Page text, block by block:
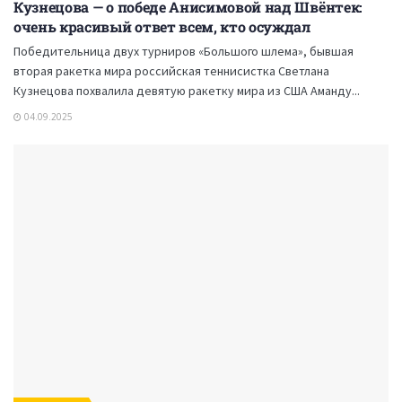
Кузнецова — о победе Анисимовой над Швёнтек:
очень красивый ответ всем, кто осуждал
Победительница двух турниров «Большого шлема», бывшая
вторая ракетка мира российская теннисистка Светлана
Кузнецова похвалила девятую ракетку мира из США Аманду...
04.09.2025